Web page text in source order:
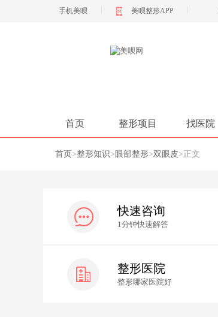
手机美呗 美呗整形APP
首页 整形项目 找医院
首页 >整形知识> 眼部整形>双眼皮> 正文
快速咨询
1分钟快速解答
整形医院
整形哪家医院好